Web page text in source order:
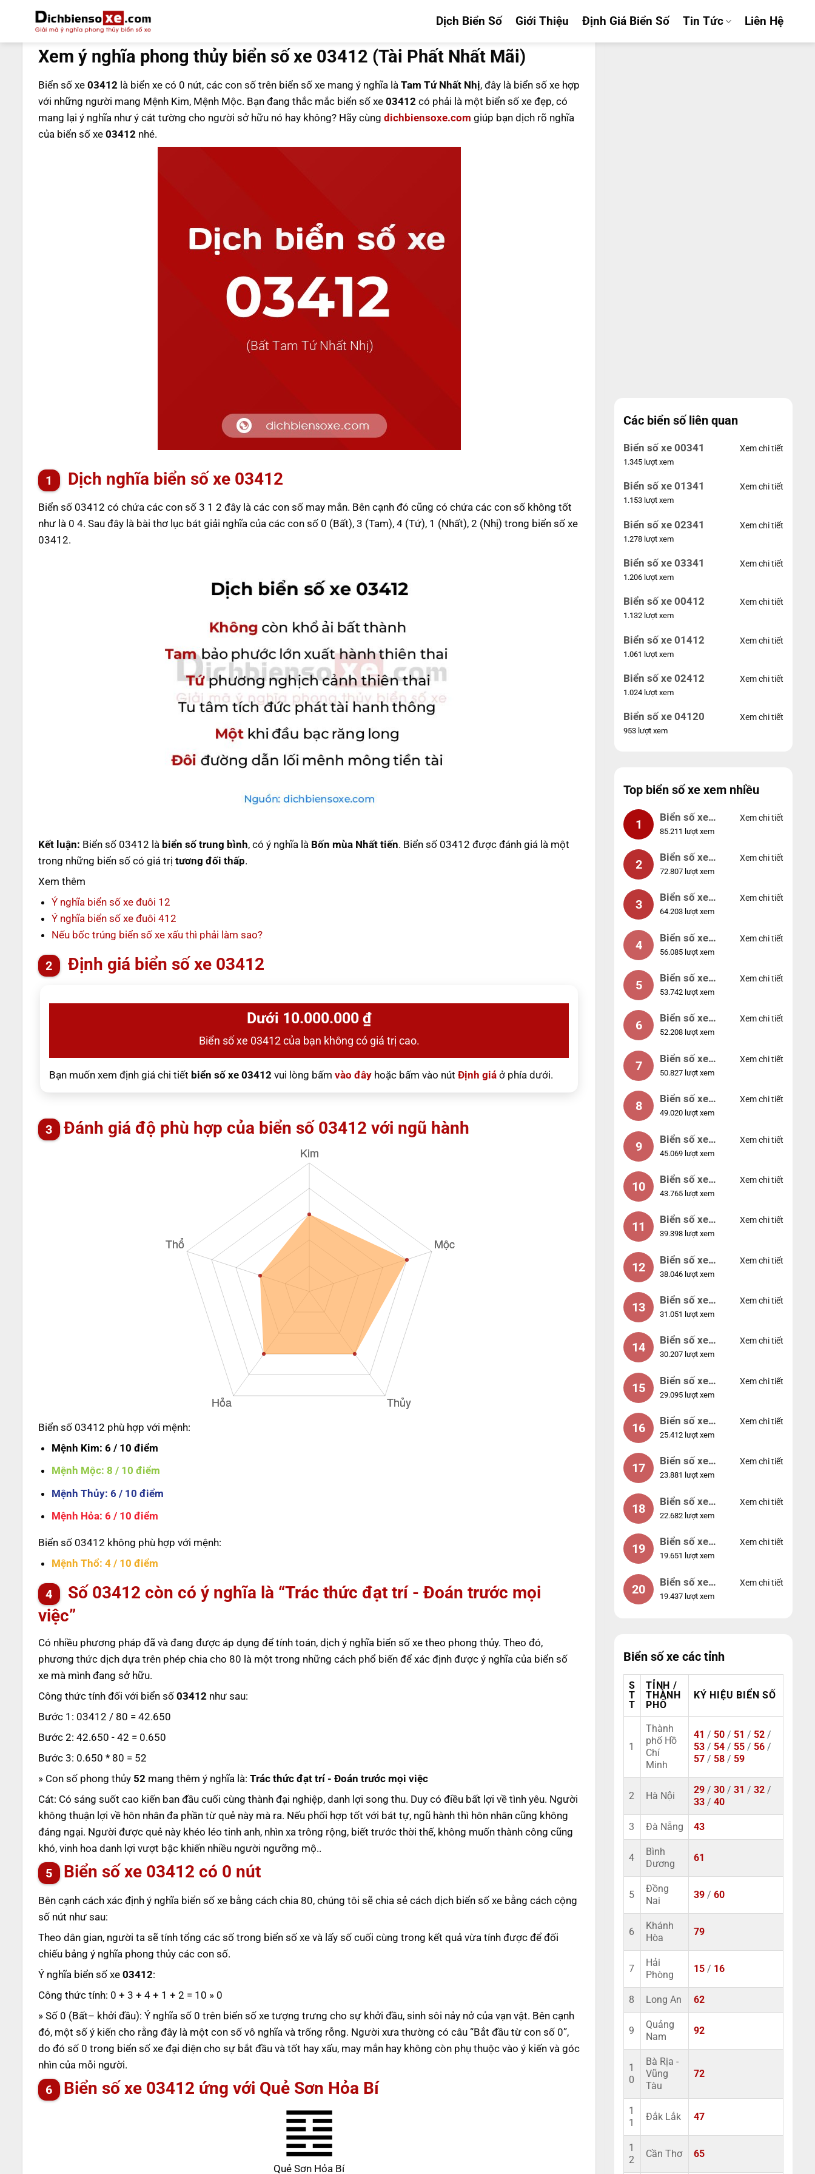
nội
Dịch Biển Số Giới Thiệu Định Giá Biển Số Tin Tức Liên Hệ
Xem ý nghĩa phong thủy biển số xe 03412 (Tài Phất Nhất Mãi)
Biển số xe 03412 là biển xe có 0 nút, các con số trên biển số xe mang ý nghĩa là Tam Tứ Nhất Nhị, đây là biển số xe hợp
với những người mang Mệnh Kim, Mệnh Mộc. Bạn đang thắc mắc biển số xe 03412 có phải là một biển số xe đẹp, có
mang lại ý nghĩa như ý cát tường cho người sở hữu nó hay không? Hãy cùng dichbiensoxe.com giúp bạn dịch rõ nghĩa
của biển số xe 03412 nhé.
Dịch nghĩa biển số xe 03412
Biển số 03412 có chứa các con số 3 1 2 đây là các con số may mắn. Bên cạnh đó cũng có chứa các con số không tốt
như là 0 4. Sau đây là bài thơ lục bát giải nghĩa của các con số 0 (Bất), 3 (Tam), 4 (Tứ), 1 (Nhất), 2 (Nhị) trong biển số xe
03412.
Kết luận: Biển số 03412 là biển số trung bình, có ý nghĩa là Bốn mùa Nhất tiến. Biển số 03412 được đánh giá là một
trong những biển số có giá trị tương đối thấp.
Xem thêm
Ý nghĩa biển số xe đuôi 12
Ý nghĩa biển số xe đuôi 412
Nếu bốc trúng biển số xe xấu thì phải làm sao?
Định giá biển số xe 03412
Dưới 10.000.000 ₫
Biển số xe 03412 của bạn không có giá trị cao.
Bạn muốn xem định giá chi tiết biển số xe 03412vui lòng bấm vào đâyhoặc bấm vào nút Định giáở phía dưới.
Đánh giá độ phù hợp của biển số 03412 với ngũ hành
Biển số 03412 phù hợp với mệnh:
Mệnh Kim: 6 / 10 điểm
Mệnh Mộc: 8 / 10 điểm
Mệnh Thủy: 6 / 10 điểm
Mệnh Hỏa: 6 / 10 điểm
Biển số 03412 không phù hợp với mệnh:
Mệnh Thổ: 4 / 10 điểm
Số 03412 còn có ý nghĩa là “Trác thức đạt trí - Đoán trước mọi
việc”
Có nhiều phương pháp đã và đang được áp dụng để tính toán, dịch ý nghĩa biển số xe theo phong thủy. Theo đó,
phương thức dịch dựa trên phép chia cho 80 là một trong những cách phổ biến để xác định được ý nghĩa của biển số
xe mà mình đang sở hữu.
Công thức tính đối với biển số 03412như sau:
Bước 1: 03412 / 80 = 42.650
Bước 2: 42.650 - 42 = 0.650
Bước 3: 0.650 * 80 = 52
» Con số phong thủy 52mang thêm ý nghĩa là: Trác thức đạt trí - Đoán trước mọi việc
Cát: Có sáng suốt cao kiến ban đầu cuối cùng thành đại nghiệp, danh lợi song thu. Duy có điều bất lợi về tình yêu. Người
không thuận lợi về hôn nhân đa phần từ quẻ này mà ra. Nếu phối hợp tốt với bát tự, ngũ hành thì hôn nhân cũng không
đáng ngại. Người được quẻ này khéo léo tinh anh, nhìn xa trông rộng, biết trước thời thế, không muốn thành công cũng
khó, vinh hoa danh lợi vượt bậc khiến nhiều người ngưỡng mộ..
Biển số xe 03412 có 0 nút
Bên cạnh cách xác định ý nghĩa biển số xe bằng cách chia 80, chúng tôi sẽ chia sẻ cách dịch biển số xe bằng cách cộng
số nút như sau:
Theo dân gian, người ta sẽ tính tổng các số trong biển số xe và lấy số cuối cùng trong kết quả vừa tính được để đối
chiếu bảng ý nghĩa phong thủy các con số.
Ý nghĩa biển số xe 03412:
Công thức tính: 0 + 3 + 4 + 1 + 2 = 10 » 0
» Số 0 (Bất– khởi đầu): Ý nghĩa số 0 trên biển số xe tượng trưng cho sự khởi đầu, sinh sôi nảy nở của vạn vật. Bên cạnh
đó, một số ý kiến cho rằng đây là một con số vô nghĩa và trống rỗng. Người xưa thường có câu “Bắt đầu từ con số 0”,
do đó số 0 trong biển số xe đại diện cho sự bắt đầu và tốt hay xấu, may mắn hay không còn phụ thuộc vào ý kiến và góc
nhìn của mỗi người.
Biển số xe 03412 ứng với Quẻ Sơn Hỏa Bí
Quẻ Sơn Hỏa Bí
Các biển số liên quan
Biển số xe 00341
1.345 lượt xem
Xem chi tiết
Biển số xe 01341
1.153 lượt xem
Xem chi tiết
Biển số xe 02341
1.278 lượt xem
Xem chi tiết
Biển số xe 03341
1.206 lượt xem
Xem chi tiết
Biển số xe 00412
1.132 lượt xem
Xem chi tiết
Biển số xe 01412
1.061 lượt xem
Xem chi tiết
Biển số xe 02412
1.024 lượt xem
Xem chi tiết
Biển số xe 04120
953 lượt xem
Xem chi tiết
Top biển số xe xem nhiều
1
Biển số xe
99999
85.211 lượt xem
Xem chi tiết
2
Biển số xe
04953
72.807 lượt xem
Xem chi tiết
3
Biển số xe
88888
64.203 lượt xem
Xem chi tiết
4
Biển số xe
12345
56.085 lượt xem
Xem chi tiết
5
Biển số xe
66666
53.742 lượt xem
Xem chi tiết
6
Biển số xe
11111
52.208 lượt xem
Xem chi tiết
7
Biển số xe
44444
50.827 lượt xem
Xem chi tiết
8
Biển số xe
77777
49.020 lượt xem
Xem chi tiết
9
Biển số xe
55555
45.069 lượt xem
Xem chi tiết
10
Biển số xe
56789
43.765 lượt xem
Xem chi tiết
11
Biển số xe
01234
39.398 lượt xem
Xem chi tiết
12
Biển số xe
33333
38.046 lượt xem
Xem chi tiết
13
Biển số xe
22222
31.051 lượt xem
Xem chi tiết
14
Biển số xe
14953
30.207 lượt xem
Xem chi tiết
15
Biển số xe
24953
29.095 lượt xem
Xem chi tiết
16
Biển số xe
49053
25.412 lượt xem
Xem chi tiết
17
Biển số xe
44953
23.881 lượt xem
Xem chi tiết
18
Biển số xe
74953
22.682 lượt xem
Xem chi tiết
19
Biển số xe
99998
19.651 lượt xem
Xem chi tiết
20
Biển số xe
25525
19.437 lượt xem
Xem chi tiết
Biển số xe các tỉnh
S
T
T
TỈNH /
THÀNH
PHỐ
KÝ HIỆU BIỂN SỐ
1
Thành
phố Hồ
Chí
Minh
41 / 50 / 51 / 52 /
53 / 54 / 55 / 56 /
57 / 58 / 59
2 Hà Nội
29 / 30 / 31 / 32 /
33 / 40
3 Đà Nẵng 43
4
Bình
Dương
61
5
Đồng
Nai
39 / 60
6
Khánh
Hòa
79
7
Hải
Phòng
15 / 16
8 Long An 62
9
Quảng
Nam
92
1
0
Bà Rịa -
Vũng
Tàu
72
1
1
Đắk Lắk 47
1
2
Cần Thơ 65